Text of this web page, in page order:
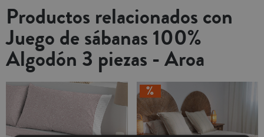
Productos relacionados con
Juego de sábanas 100%
Algodón 3 piezas - Aroa